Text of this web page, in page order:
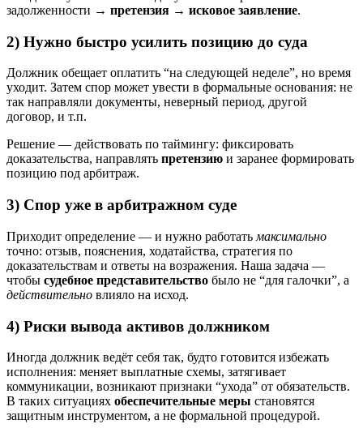
задолженности → претензия → исковое заявление.
2) Нужно быстро усилить позицию до суда
Должник обещает оплатить “на следующей неделе”, но время
уходит. Затем спор может увести в формальные основания: не
так направляли документы, неверный период, другой
договор, и т.п.
Решение — действовать по таймингу: фиксировать
доказательства, направлять претензию и заранее формировать
позицию под арбитраж.
3) Спор уже в арбитражном суде
Приходит определение — и нужно работать максимально
точно: отзыв, пояснения, ходатайства, стратегия по
доказательствам и ответы на возражения. Наша задача —
чтобы судебное представительство было не “для галочки”, а
действительно влияло на исход.
4) Риски вывода активов должником
Иногда должник ведёт себя так, будто готовится избежать
исполнения: меняет выплатные схемы, затягивает
коммуникации, возникают признаки “ухода” от обязательств.
В таких ситуациях обеспечительные меры становятся
защитным инструментом, а не формальной процедурой.